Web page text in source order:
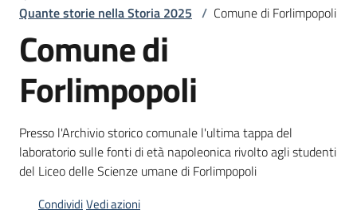
Novità
Leggi
Atti
Bandi
Quante storie nella Storia 2025 / Comune di Forlimpopoli
Comune di
Forlimpopoli
Presso l'Archivio storico comunale l'ultima tappa del
laboratorio sulle fonti di età napoleonica rivolto agli studenti
del Liceo delle Scienze umane di Forlimpopoli
CondividiVedi azioni